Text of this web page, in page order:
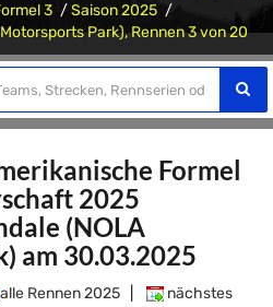
3
Saison 2025
Park), Rennen 3 von 20
Formel
2025
(NOLA
am 30.03.2025
alle Rennen 2025
nächstes